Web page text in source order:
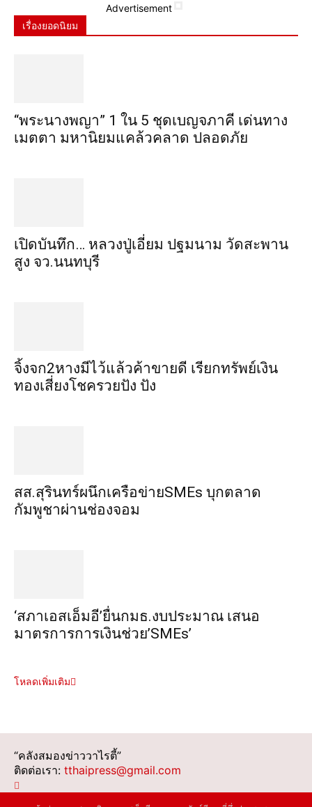
Advertisement
เรื่องยอดนิยม
“พระ​นาง​พญา” 1 ใน 5​ ชุดเบญจ​ภาคี​ เด่นทาง
เมตตา​ มหา​นิยม​แคล้วคลาด​ ปลอดภัย​
เปิดบันทึก… หลวงปู่เอี่ยม ​ปฐม​นาม​ วัดสะพาน
สูง​ จว.นนทบุรี
จิ้งจก​2​หาง​มีไว้แล้ว​ค้าขาย​ดี​ เรียก​ทรัพย์เงิน
ทอง​เสี่ยงโชค​รวยปัง​ ปัง​
สส.สุรินทร์ผนึกเครือข่ายSMEs บุกตลาด
กัมพูชาผ่านช่องจอม
‘สภาเอสเอ็มอี’ยื่นกมธ.งบประมาณ เสนอ
มาตรการการเงินช่วย’SMEs’
โหลดเพิ่มเติม
“คลังสมองข่าววาไรตี้”
ติดต่อเรา: tthaipress@gmail.com